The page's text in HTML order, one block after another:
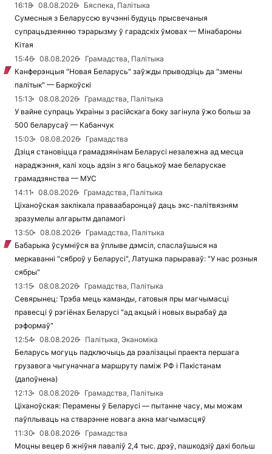
16:18
08.08.2026
Бяспека, Палітыка
Сумесныя з Беларуссю вучэнні будуць прысвечаныя
супрацьдзеянню тэрарызму ў гарадскіх ўмовах — Мінабароны
Кітая
15:46
08.08.2026
Грамадства, Палітыка
Канферэнцыя "Новая Беларусь" заўжды прыводзіць да "змены
палітык" — Баркоўскі
15:13
08.08.2026
Грамадства, Палітыка
У вайне супраць Украіны з расійскага боку загінула ўжо больш за
500 беларусаў — Кабанчук
15:03
08.08.2026
Грамадства
Дзіця становіцца грамадзянінам Беларусі незалежна ад месца
нараджэння, калі хоць адзін з яго бацькоў мае беларускае
грамадзянства — МУС
14:11
08.08.2026
Грамадства, Палітыка
Ціханоўская заклікала праваабаронцаў даць экс-палітвязням
зразумелы алгарытм дапамогі
13:50
08.08.2026
Грамадства, Палітыка
Бабарыка ўсумніўся ва ўплыве дэмсіл, спаслаўшыся на
меркаванні "сяброў у Беларусі", Латушка парыраваў: "У нас розныя
сябры"
13:15
08.08.2026
Грамадства, Палітыка
Севярынец: Трэба мець каманды, гатовыя пры магчымасці
правесці ў рэгіёнах Беларусі "ад акцый і новых вырабаў да
рэформаў"
12:54
08.08.2026
Палітыка, Эканоміка
Беларусь могуць падключыць да рэалізацыі праекта першага
грузавога чыгуначнага маршруту паміж РФ і Пакістанам
(дапоўнена)
12:13
08.08.2026
Грамадства, Палітыка
Ціханоўская: Перамены ў Беларусі — пытанне часу, мы можам
паўплываць на стварэнне новага акна магчымасцяў
11:30
08.08.2026
Грамадства
Моцны вецер 6 жніўня паваліў 2,4 тыс. дрэў, пашкодзіў дахі больш